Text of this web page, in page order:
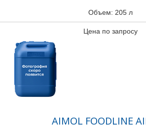
Объем: 205 л
Цена по запросу
AIMOL FOODLINE